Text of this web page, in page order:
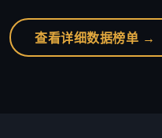
查看详细数据榜单 →